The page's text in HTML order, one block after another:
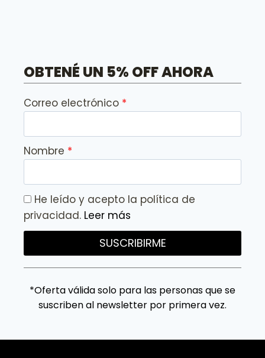
OBTENÉ UN 5% OFF AHORA
Correo electrónico
Nombre
He leído y acepto la política de
privacidad. Leer más
SUSCRIBIRME
*Oferta válida solo para las personas que se
suscriben al newsletter por primera vez.